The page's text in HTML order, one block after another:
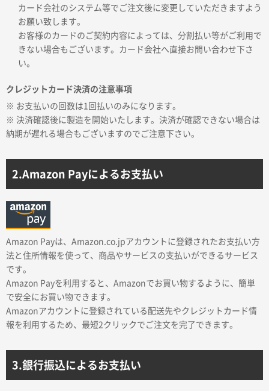
お見積書の作成方法
再注文について
名入れグループサイト
カード会社のシステム等でご注文後に変更していただきますよう
お願い致します。
お客様のカードのご契約内容によっては、分割払い等がご利用で
きない場合もございます。カード会社へ直接お問い合わせ下さ
い。
クレジットカード決済の注意事項
※ お支払いの回数は1回払いのみになります。
※ 決済確認後に製造を開始いたします。決済が確認できない場合は
納期が遅れる場合もございますのでご注意下さい。
2.Amazon Payによるお支払い
Amazon Payは、Amazon.co.jpアカウントに登録されたお支払い方
法と住所情報を使って、商品やサービスの支払いができるサービス
です。
Amazon Payを利用すると、Amazonでお買い物するように、簡単
で安全にお買い物できます。
Amazonアカウントに登録されている配送先やクレジットカード情
報を利用するため、最短2クリックでご注文を完了できます。
3.銀行振込によるお支払い